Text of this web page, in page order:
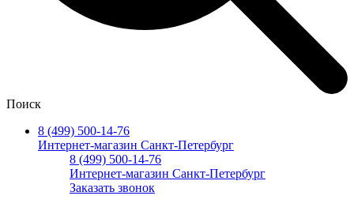
Поиск
8 (499) 500-14-76
Интернет-магазин Санкт-Петербург
8 (499) 500-14-76
Интернет-магазин Санкт-Петербург
Заказать звонок